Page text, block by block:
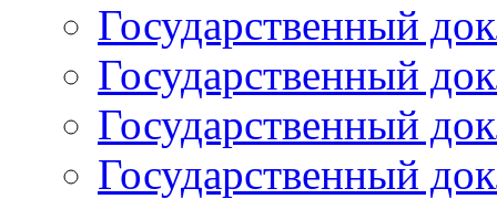
Государственный
Государственный
Государственный
Государственный